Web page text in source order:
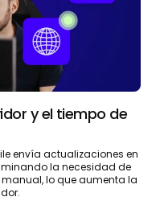
y el tiempo de
envía actualizaciones en
la necesidad de
lo que aumenta la